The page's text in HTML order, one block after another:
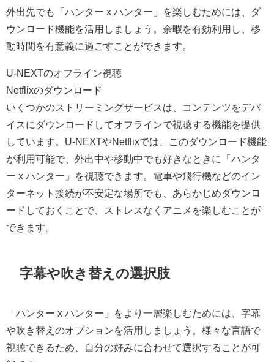
外出先でも「ハンター x ハンター」を楽しむためには、ダ
ウンロード機能を活用しましょう。余暇を有効利用し、移
動時間を有意義に過ごすことができます。
U-NEXTのオフライン視聴
Netflixのダウンロード
いくつかのストリーミングサービスは、コンテンツをデバ
イスにダウンロードしてオフラインで視聴する機能を提供
しています。U-NEXTやNetflixでは、このダウンロード機能
が利用可能で、外出中や移動中でも好きなときに「ハンタ
ー x ハンター」を視聴できます。電車や飛行機などのイン
ターネット接続が不安定な場所でも、あらかじめダウンロ
ードしておくことで、ストレスなくアニメを楽しむことが
できます。
字幕や吹き替えの選択肢
「ハンター x ハンター」をより一層楽しむためには、字幕
や吹き替えのオプションを活用しましょう。様々な言語で
視聴できるため、自分の好みに合わせて選択することが可